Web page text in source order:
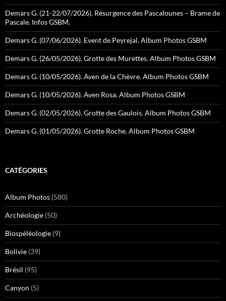
Demars G. (21-22/07/2026). Résurgence des Pascalounes – Brame de
Pascale. Infos GSBM.
Demars G. (07/06/2026). Event de Peyrejal. Album Photos GSBM
Demars G. (26/05/2026). Grotte des Murettes. Album Photos GSBM
Demars G. (10/05/2026). Aven de la Chèvre. Album Photos GSBM
Demars G. (10/05/2026). Aven Rosa. Album Photos GSBM
Demars G. (02/05/2026). Grotte des Gaulois. Album Photos GSBM
Demars G. (01/05/2026). Grotte Roche. Album Photos GSBM
CATÉGORIES
Album Photos (580)
Archéologie (50)
Biospéléologie (9)
Bolivie (39)
Brésil (95)
Canyon (5)